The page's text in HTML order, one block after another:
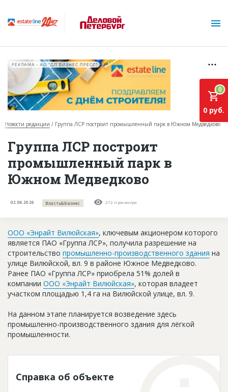
О проекте
Горячие объекты
База строящихся объектов
Инвестпроекты
Глоссарий
Новости
Платные услуги
Пресс-релизы
Правила работы
Контакты
Личный кабинет
РЕКЛАМА • АО "ДП БИЗНЕС ПРЕСС"
Новости редакции Группа ЛСР построит промышленный парк в Южном Медведково
Группа ЛСР построит
промышленный парк в
Южном Медведково
02.06.2026 Власть&Бизнес 272 просмотра
0
0 руб.
ООО «Энрайт Вилюйская», ключевым акционером которого
является ПАО «Группа ЛСР», получила разрешение на
строительство промышленно-производственного здания на
улице Вилюйской, вл. 9 в районе Южное Медведково.
Ранее ПАО «Группа ЛСР» приобрела 51% долей в
компании ООО «Энрайт Вилюйская», которая владеет
участком площадью 1,4 га на Вилюйской улице, вл. 9.
На данном этапе планируется возведение здесь
промышленно-производственного здания для лёгкой
промышленности.
Справка об объекте